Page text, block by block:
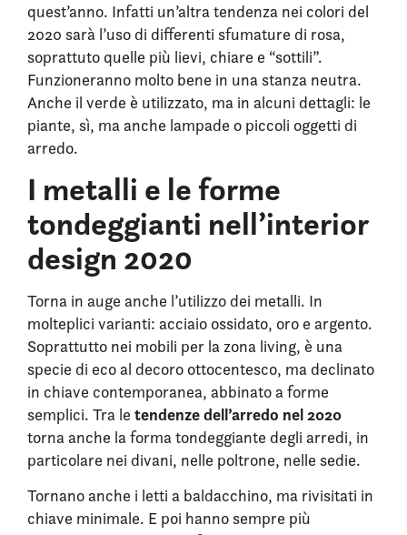
quest’anno. Infatti un’altra tendenza nei colori del
2020 sarà l’uso di differenti sfumature di rosa,
soprattuto quelle più lievi, chiare e “sottili”.
Funzioneranno molto bene in una stanza neutra.
Anche il verde è utilizzato, ma in alcuni dettagli: le
piante, sì, ma anche lampade o piccoli oggetti di
arredo.
I metalli e le forme
tondeggianti nell’interior
design 2020
Torna in auge anche l’utilizzo dei metalli. In
molteplici varianti: acciaio ossidato, oro e argento.
Soprattutto nei mobili per la zona living, è una
specie di eco al decoro ottocentesco, ma declinato
in chiave contemporanea, abbinato a forme
semplici. Tra le tendenze dell’arredo nel 2020
torna anche la forma tondeggiante degli arredi, in
particolare nei divani, nelle poltrone, nelle sedie.
Tornano anche i letti a baldacchino, ma rivisitati in
chiave minimale. E poi hanno sempre più